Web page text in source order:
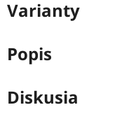
Varianty
Popis
Diskusia